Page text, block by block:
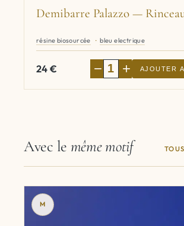
Demibarre Palazzo —
résine biosourcée bleu electrique
24€ − + AJOUTER
Avec le même motif
M